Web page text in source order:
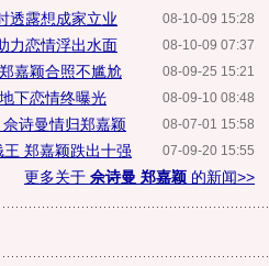
08-10-09 15:28
透露想成家立业
08-10-09 07:37
力恋情浮出水面
08-09-25 15:21
嘉颖合照不尴尬
08-09-10 08:48
下恋情终曝光
08-07-01 15:58
佘诗曼情归郑嘉颖
07-09-20 15:55
郑嘉颖跌出十强
更多关于 佘诗曼 郑嘉颖 的新闻>>